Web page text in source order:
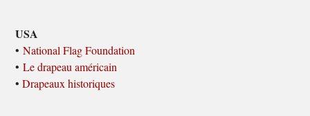
USA
•National Flag Foundation
•Le drapeau américain
•Drapeaux historiques